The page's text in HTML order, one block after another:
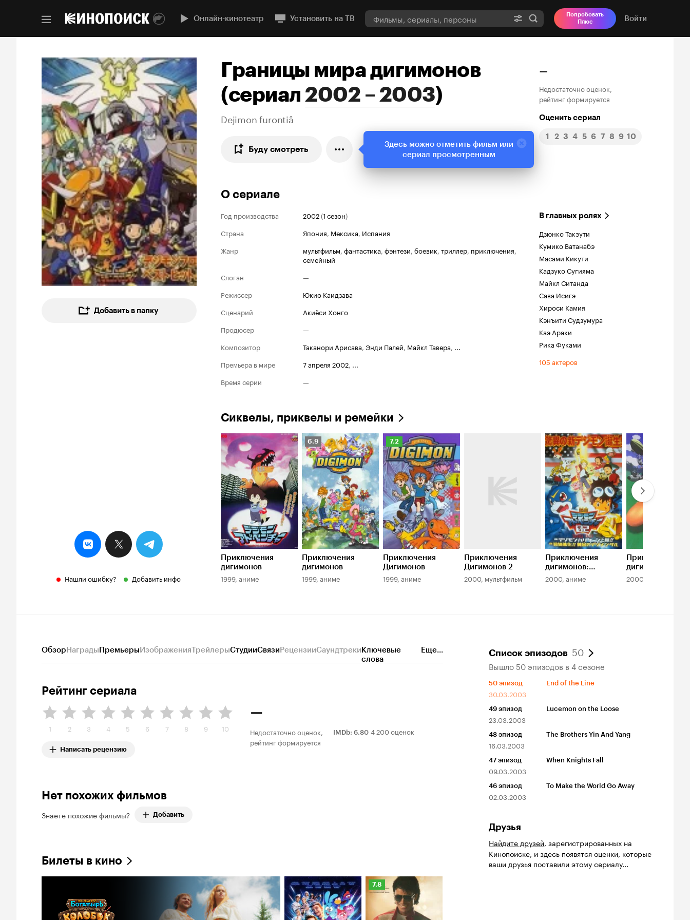
Онлайн-кинотеатр Установить на ТВ
Попробовать
Плюс
Войти
Добавить в папку
Нашли ошибку? Добавить инфо
Границы мира дигимонов
(сериал2002 – 2003)
Dejimon furontiâ
Буду смотреть
–
Недостаточно оценок,
рейтинг формируется
Оценить сериал
1 2 3 4 5 6 7 8 9 10
О сериале
Год производства 2002(1 сезон)
Страна
Япония, Мексика, Испания
Жанр
мультфильм, фантастика, фэнтези, боевик, триллер, приключения,
семейный
Слоган
—
Режиссер
Юкио Каидзава
Сценарий
Акиёси Хонго
Продюсер
—
Композитор
Таканори Арисава, Энди Палей, Майкл Тавера, ...
Премьера в мире
7 апреля 2002, ...
Время серии
—
В главных ролях
Дзюнко Такэути
Кумико Ватанабэ
Масами Кикути
Кадзуко Сугияма
Майкл Ситанда
Сава Исигэ
Хироси Камия
Кэнъити Судзумура
Каэ Араки
Рика Фуками
105 актеров
Сиквелы, приквелы и ремейки
Приключения
дигимонов
1999, аниме
Рейтинг
Кинопоиска
6.9
6.9
Приключения
дигимонов
1999, аниме
Рейтинг
Кинопоиска
7.2
7.2
Приключения
Дигимонов
1999, аниме
Приключения
Дигимонов 2
2000, мультфильм
Приключения
дигимонов:
Золотые
дигименталы
2000, аниме
Приключения
дигимонов в 3D
2000, аниме
ОбзорНаградыПремьерыИзображенияТрейлерыСтудииСвязиРецензииСаундтрекиКлючевые
слова
Еще...
Рейтинг сериала
1 2 3 4 5 6 7 8 9 10
Написать рецензию
–
Недостаточно оценок,
рейтинг формируется
IMDb: 6.80 4 200 оценок
Нет похожих фильмов
Знаете похожие фильмы? Добавить
Билеты в кино
Рейтинг
Кинопоиска
7.8
Список эпизодов 50
Вышло 50 эпизодов в 4 сезоне
50 эпизод
30.03.2003
End of the Line
49 эпизод
23.03.2003
Lucemon on the Loose
48 эпизод
16.03.2003
The Brothers Yin And Yang
47 эпизод
09.03.2003
When Knights Fall
46 эпизод
02.03.2003
To Make the World Go Away
Друзья
Найдите друзей, зарегистрированных на
Кинопоиске, и здесь появятся оценки, которые
ваши друзья поставили этому сериалу...
Здесь можно отметить фильм или
сериал просмотренным